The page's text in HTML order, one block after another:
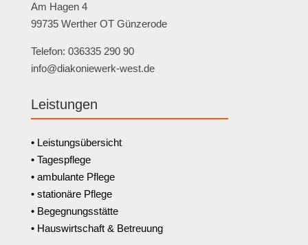
Am Hagen 4
99735 Werther OT Günzerode
Telefon: 036335 290 90
info@diakoniewerk-west.de
Leistungen
• Leistungsübersicht
• Tagespflege
• ambulante Pflege
• stationäre Pflege
• Begegnungsstätte
• Hauswirtschaft & Betreuung